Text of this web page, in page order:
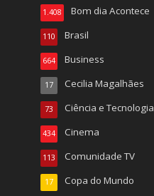
Bom dia Acontece
1.408
Brasil
110
Business
664
Cecilia Magalhães
17
Ciência e Tecnologia
73
Cinema
434
Comunidade TV
113
Copa do Mundo
17